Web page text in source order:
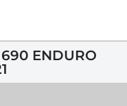
ENDURO